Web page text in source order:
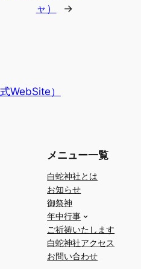
ャ）
→
WebSite）
メニュー一覧
白蛇神社とは
お知らせ
御祭神
年中行事
ご祈祷いたします
白蛇神社アクセス
お問い合わせ